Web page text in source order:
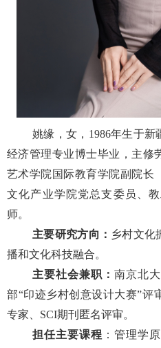
姚缘，女，1986年生于新
经济管理专业博士毕业，主修
艺术学院国际教育学院副院长
文化产业学院党总支委员、
师。
主要研究方向： 乡村文化
播和文化科技融合。
主要社会兼职：南京北
部“印迹乡村创意设计大赛”评
专家、SCI期刊匿名评审。
担任主要课程 ：管理学